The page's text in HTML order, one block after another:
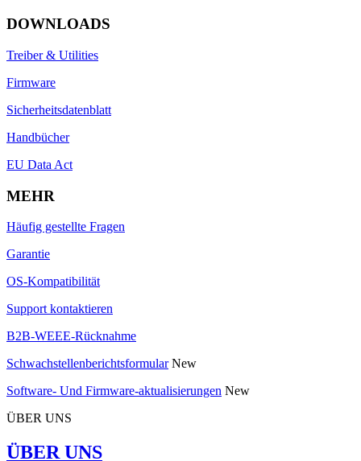
DOWNLOADS
Treiber & Utilities
Firmware
Sicherheitsdatenblatt
Handbücher
EU Data Act
MEHR
Häufig gestellte Fragen
Garantie
OS-Kompatibilität
Support kontaktieren
B2B-WEEE-Rücknahme
Schwachstellenberichtsformular New
Software- Und Firmware-aktualisierungen New
ÜBER UNS
ÜBER UNS